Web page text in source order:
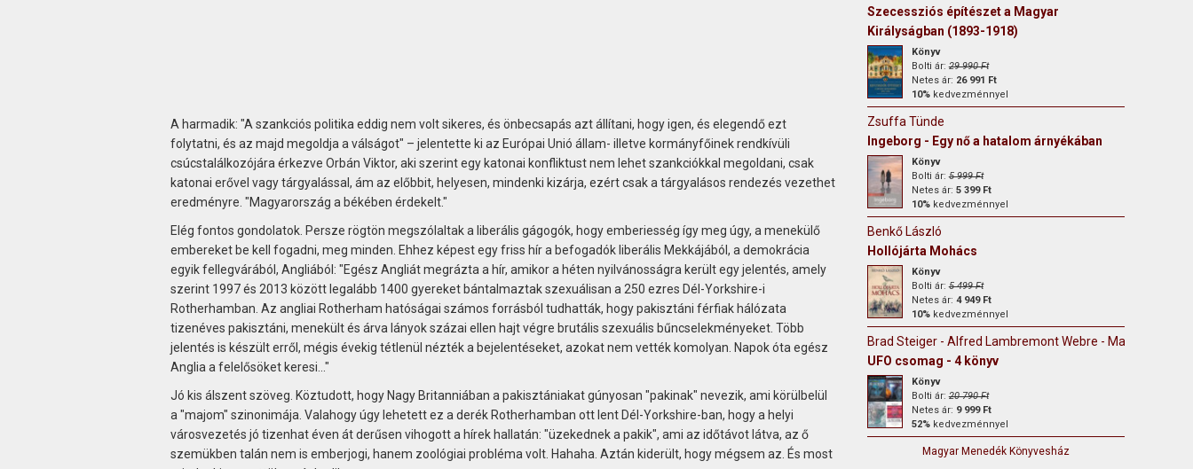
A harmadik: "A szankciós politika eddig nem volt sikeres, és önbecsapás azt állítani, hogy igen, és elegendő ezt
folytatni, és az majd megoldja a válságot" – jelentette ki az Európai Unió állam- illetve kormányfőinek rendkívüli
csúcstalálkozójára érkezve Orbán Viktor, aki szerint egy katonai konfliktust nem lehet szankciókkal megoldani, csak
katonai erővel vagy tárgyalással, ám az előbbit, helyesen, mindenki kizárja, ezért csak a tárgyalásos rendezés vezethet
eredményre. "Magyarország a békében érdekelt."
Elég fontos gondolatok. Persze rögtön megszólaltak a liberális gágogók, hogy emberiesség így meg úgy, a menekülő
embereket be kell fogadni, meg minden. Ehhez képest egy friss hír a befogadók liberális Mekkájából, a demokrácia
egyik fellegvárából, Angliából: "Egész Angliát megrázta a hír, amikor a héten nyilvánosságra került egy jelentés, amely
szerint 1997 és 2013 között legalább 1400 gyereket bántalmaztak szexuálisan a 250 ezres Dél-Yorkshire-i
Rotherhamban. Az angliai Rotherham hatóságai számos forrásból tudhatták, hogy pakisztáni férfiak hálózata
tizenéves pakisztáni, menekült és árva lányok százai ellen hajt végre brutális szexuális bűncselekményeket. Több
jelentés is készült erről, mégis évekig tétlenül nézték a bejelentéseket, azokat nem vették komolyan. Napok óta egész
Anglia a felelősöket keresi..."
Jó kis álszent szöveg. Köztudott, hogy Nagy Britanniában a pakisztániakat gúnyosan "pakinak" nevezik, ami körülbelül
a "majom" szinonimája. Valahogy úgy lehetett ez a derék Rotherhamban ott lent Dél-Yorkshire-ban, hogy a helyi
városvezetés jó tizenhat éven át derűsen vihogott a hírek hallatán: "üzekednek a pakik", ami az időtávot látva, az ő
szemükben talán nem is emberjogi, hanem zoológiai probléma volt. Hahaha. Aztán kiderült, hogy mégsem az. És most
Szecessziós építészet a Magyar
Királyságban (1893-1918)
Könyv
Bolti ár:29 990 Ft
Netes ár: 26 991 Ft
10%kedvezménnyel
Zsuffa Tünde
Ingeborg - Egy nő a hatalom árnyékában
Könyv
Bolti ár:5 999 Ft
Netes ár: 5 399 Ft
10%kedvezménnyel
Benkő László
Hollójárta Mohács
Könyv
Bolti ár:5 499 Ft
Netes ár: 4 949 Ft
10%kedvezménnyel
Brad Steiger - Alfred Lambremont Webre - Mary Rodwell
UFO csomag - 4 könyv
Könyv
Bolti ár:20 790 Ft
Netes ár: 9 999 Ft
52%kedvezménnyel
Magyar Menedék Könyvesház